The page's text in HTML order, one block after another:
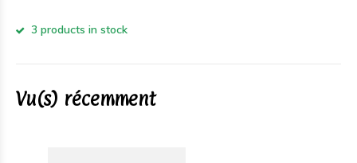
3 products in stock
Vu(s) récemment